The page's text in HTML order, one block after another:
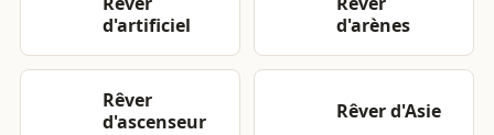
d'artificiel
d'arènes
Rêver
d'ascenseur
Rêver d'Asie